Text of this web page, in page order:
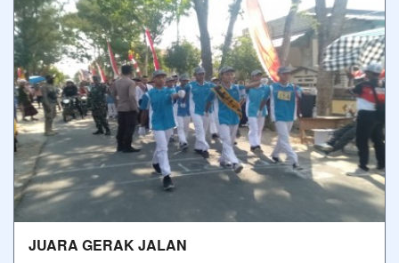
JUARA GERAK JALAN